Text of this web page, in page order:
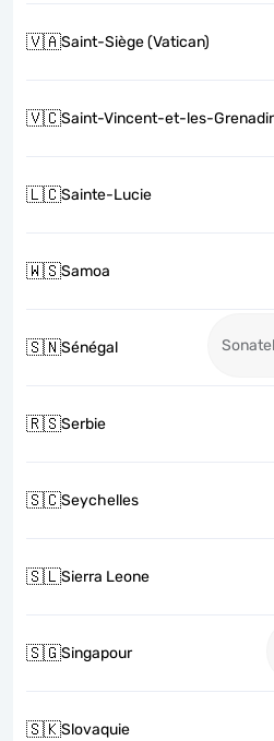
🇻🇦Saint-Siège (Vatican)
🇻🇨Saint-Vincent-et-les-
🇱🇨Sainte-Lucie
🇼🇸Samoa
🇸🇳Sénégal
🇷🇸Serbie
🇸🇨Seychelles
🇸🇱Sierra Leone
🇸🇬Singapour
🇸🇰Slovaquie